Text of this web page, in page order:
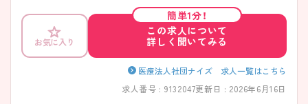
入職者の8割がクリニック未経験者なので、新たな環境に挑戦したい方も
安心！コミュニケーション能力を活かして、前向きに業務に取り組める
方、大歓迎です！ ご興味ある方は是非お問い合わせくださいませ♪
お気に入り
簡単1分！
この求人について
詳しく聞いてみる
医療法人社団ナイズ 求人一覧はこちら
求人番号 : 9132047更新日 : 2026年6月16日